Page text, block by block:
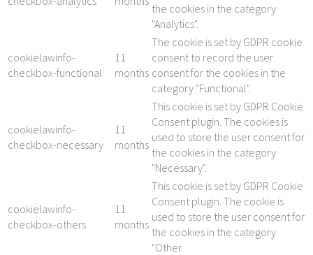
the cookies in the category
"Analytics".
cookielawinfo-
checkbox-functional
11
months
The cookie is set by GDPR cookie
consent to record the user
consent for the cookies in the
category "Functional".
cookielawinfo-
checkbox-necessary
11
months
This cookie is set by GDPR Cookie
Consent plugin. The cookies is
used to store the user consent for
the cookies in the category
"Necessary".
cookielawinfo-
checkbox-others
11
months
This cookie is set by GDPR Cookie
Consent plugin. The cookie is
used to store the user consent for
the cookies in the category
"Other.